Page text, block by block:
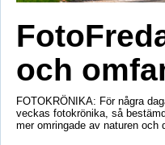
och
FOTOKRÖNIKA: För några
veckas fotokrönika, så
mer omringade av naturen och